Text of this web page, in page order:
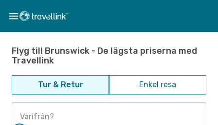
Flyg till Brunswick - De lägsta priserna med
Travellink
Tur & Retur Enkel resa
Varifrån?